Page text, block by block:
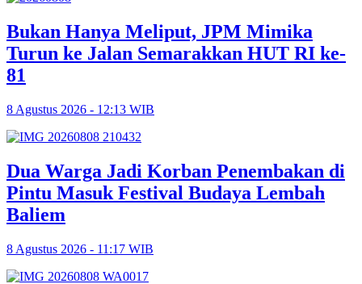
Bukan Hanya Meliput, JPM Mimika
Turun ke Jalan Semarakkan HUT RI ke-
81
8 Agustus 2026 - 12:13 WIB
Dua Warga Jadi Korban Penembakan di
Pintu Masuk Festival Budaya Lembah
Baliem
8 Agustus 2026 - 11:17 WIB